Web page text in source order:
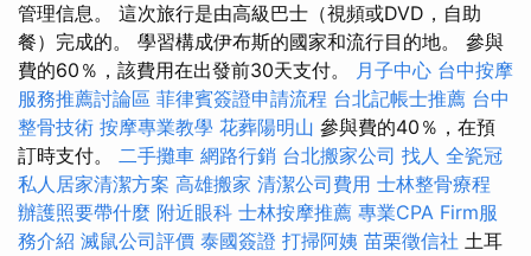
管理信息。 這次旅行是由高級巴士（視頻或DVD，自助
餐）完成的。 學習構成伊布斯的國家和流行目的地。 參與
費的60％，該費用在出發前30天支付。 月子中心 台中按摩
服務推薦討論區 菲律賓簽證申請流程 台北記帳士推薦 台中
整骨技術 按摩專業教學 花葬陽明山 參與費的40％，在預
訂時支付。 二手攤車 網路行銷 台北搬家公司 找人 全瓷冠
私人居家清潔方案 高雄搬家 清潔公司費用 士林整骨療程
辦護照要帶什麼 附近眼科 士林按摩推薦 專業CPA Firm服
務介紹 滅鼠公司評價 泰國簽證 打掃阿姨 苗栗徵信社 土耳